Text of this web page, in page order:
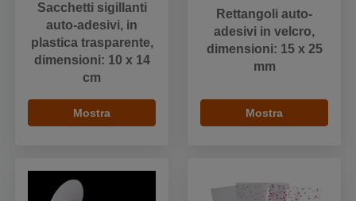
Sacchetti sigillanti
auto-adesivi, in
plastica trasparente,
dimensioni: 10 x 14
cm
Mostra
Rettangoli auto-
adesivi in velcro,
dimensioni: 15 x 25
mm
Mostra